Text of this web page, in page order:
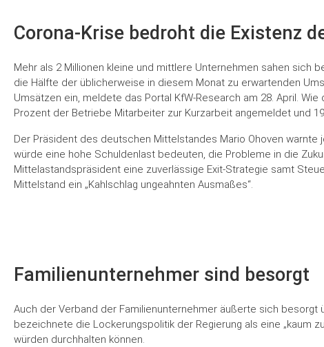
Corona-Krise bedroht die Existenz
Mehr als 2 Millionen kleine und mittlere Unternehmen sahen sich
die Hälfte der üblicherweise in diesem Monat zu erwartenden
Umsätzen ein, meldete das Portal KfW-Research am 28. April.
Prozent der Betriebe Mitarbeiter zur Kurzarbeit angemeldet und
Der Präsident des deutschen Mittelstandes Mario Ohoven
würde eine hohe Schuldenlast bedeuten, die Probleme in die
Mittelastandspräsident eine zuverlässige Exit-Strategie samt
Mittelstand ein „Kahlschlag ungeahnten Ausmaßes“.
Familienunternehmer sind besorgt
Auch der Verband der Familienunternehmer äußerte sich besorgt
bezeichnete die Lockerungspolitik der Regierung als eine „kaum
würden durchhalten können.